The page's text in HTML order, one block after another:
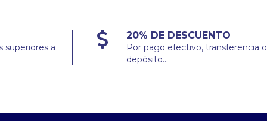
superiores a
20% DE DESCUENTO
Por pago efectivo, transferencia o
depósito...